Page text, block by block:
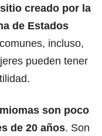
creado por la
de Estados
incluso,
pueden tener
son poco
de 20 años. Son